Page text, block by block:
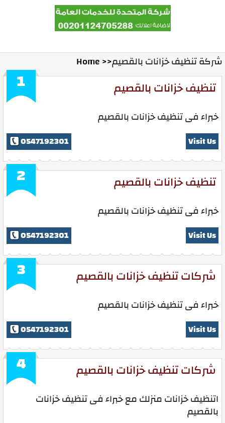
Home >>شركة تنظيف خزانات بالقصيم
1 تنظيف خزانات بالقصيم
خبراء فى تنظيف خزانات بالقصيم
0547192301 Visit Us
2 تنظيف خزانات بالقصيم
خبراء فى تنظيف خزانات بالقصيم
0547192301 Visit Us
3 شركات تنظيف خزانات بالقصيم
خبراء فى تنظيف خزانات بالقصيم
0547192301 Visit Us
4 شركات تنظيف خزانات بالقصيم
اتنظيف خزانات منزلك مع خبراء فى تنظيف خزانات
بالقصيم